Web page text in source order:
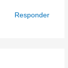
Responder